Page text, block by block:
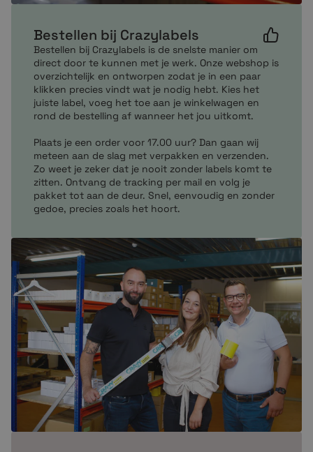
customer service zit altijd voor je klaar om je te helpen
bij het maken van de juiste en enige keuze.
Bestellen bij Crazylabels
Bestellen bij Crazylabels is de snelste manier om
direct door te kunnen met je werk. Onze webshop is
overzichtelijk en ontworpen zodat je in een paar
klikken precies vindt wat je nodig hebt. Kies het
juiste label, voeg het toe aan je winkelwagen en
rond de bestelling af wanneer het jou uitkomt.
Plaats je een order voor 17.00 uur? Dan gaan wij
meteen aan de slag met verpakken en verzenden.
Zo weet je zeker dat je nooit zonder labels komt te
zitten. Ontvang de tracking per mail en volg je
pakket tot aan de deur. Snel, eenvoudig en zonder
gedoe, precies zoals het hoort.